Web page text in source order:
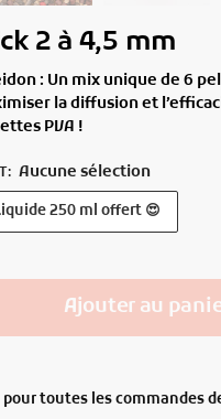
2 à 4,5 mm
: Un mix unique de 6
la diffusion et
PVA !
: Aucune sélection
250 ml offert 😍
Ajouter au
toutes les commandes